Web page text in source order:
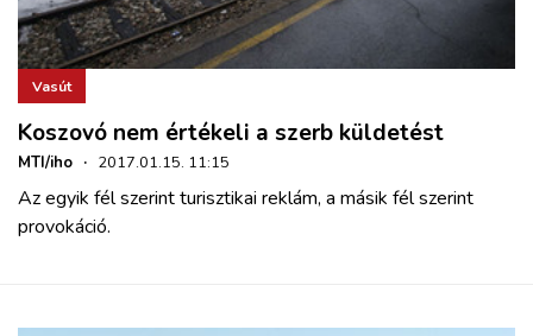
Vasút
Koszovó nem értékeli a szerb küldetést
MTI/iho · 2017.01.15. 11:15
Az egyik fél szerint turisztikai reklám, a másik fél szerint
provokáció.